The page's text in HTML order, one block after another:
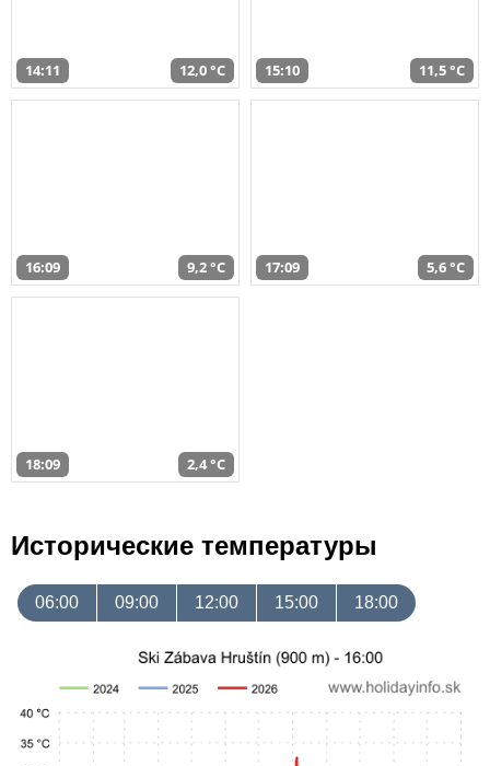
14:11 12,0 °C 15:10 11,5 °C
16:09 9,2 °C 17:09 5,6 °C
18:09 2,4 °C
Исторические температуры
06:00 09:00 12:00 15:00 18:00